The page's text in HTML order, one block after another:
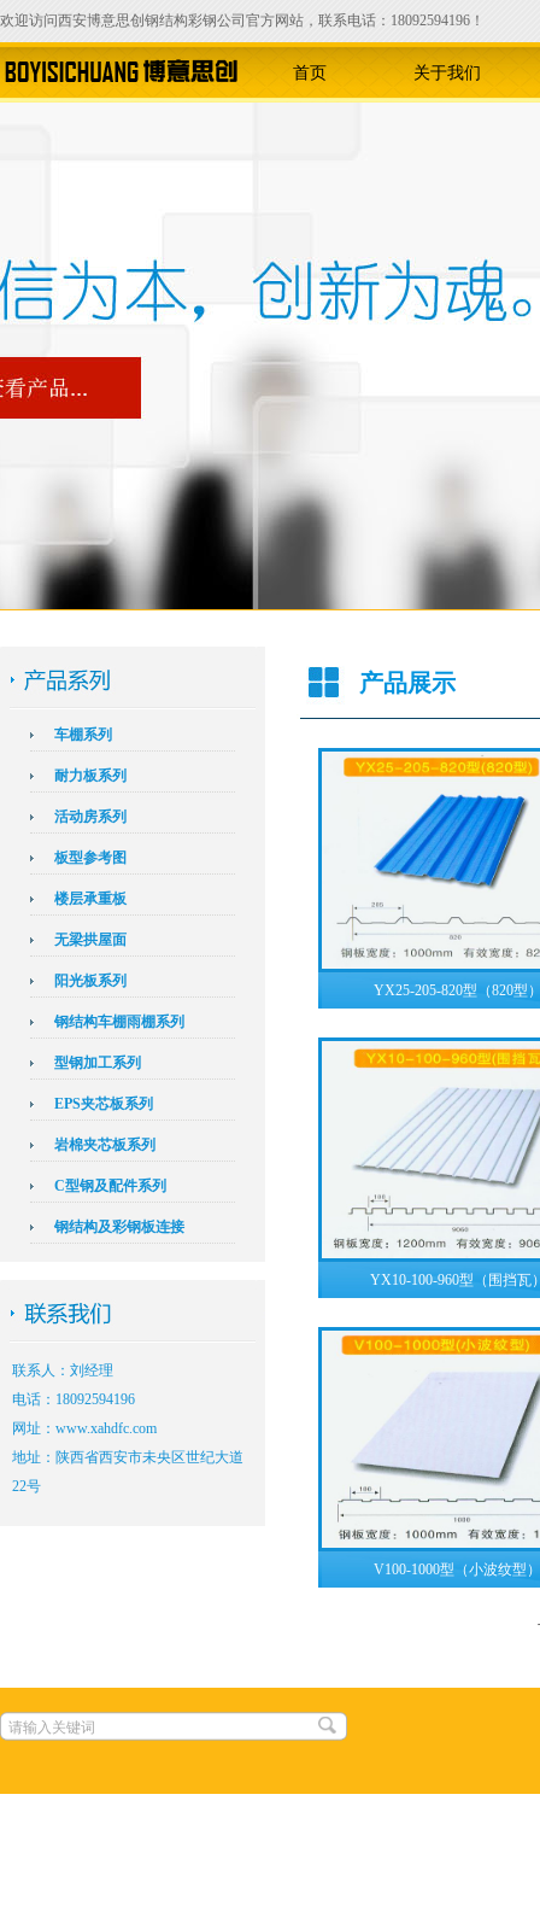
欢迎访问西安博意思创钢结构彩钢公司官方网站，联系电话：18092594196！
首页 关于我们
车棚系列
耐力板系列
活动房系列
板型参考图
楼层承重板
无梁拱屋面
阳光板系列
钢结构车棚雨棚系列
型钢加工系列
EPS夹芯板系列
岩棉夹芯板系列
C型钢及配件系列
钢结构及彩钢板连接
联系人：刘经理
电话：18092594196
网址：www.xahdfc.com
地址：陕西省西安市未央区世纪大道
22号
产品展示
YX25-205-820型（820型
YX10-100-960型（围挡瓦
V100-1000型（小波纹型）